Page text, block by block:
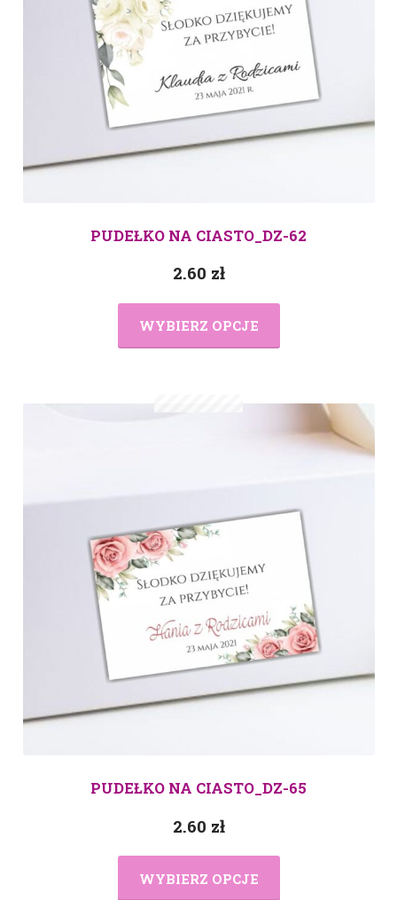
PUDEŁKO NA CIASTO_DZ-62
2.60 zł
WYBIERZ OPCJE
PUDEŁKO NA CIASTO_DZ-65
2.60 zł
WYBIERZ OPCJE